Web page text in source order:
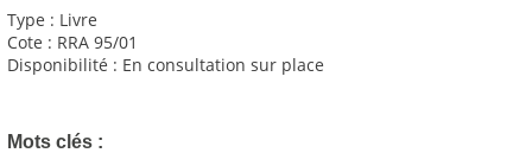
Type : Livre
Cote : RRA 95/01
Disponibilité : En consultation sur place
Mots clés :